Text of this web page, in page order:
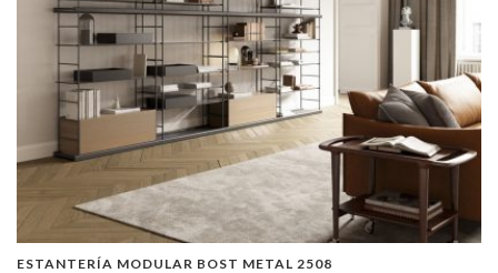
ESTANTERÍA MODULAR BOST METAL 2508